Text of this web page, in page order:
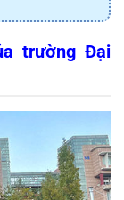
trường Đại